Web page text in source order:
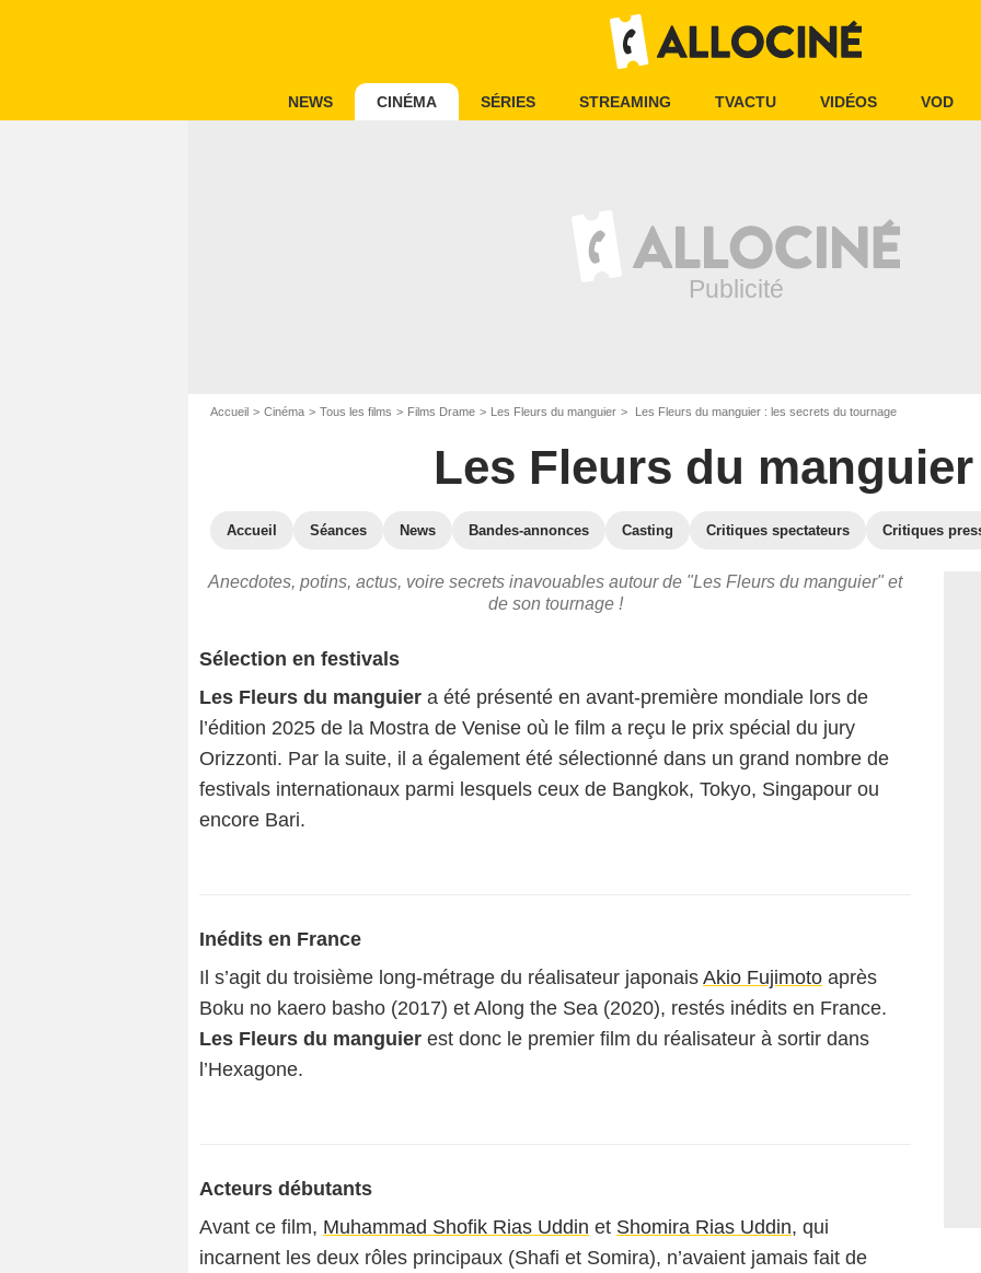
NEWS CINÉMA SÉRIES STREAMING TVACTU VIDÉOS VOD
Accueil Cinéma Tous les films Films Drame Les Fleurs du manguier Les Fleurs du manguier : les secrets du tournage
Les Fleurs du manguier
Accueil Séances News Bandes-annonces Casting Critiques spectateurs Critiques
Anecdotes, potins, actus, voire secrets inavouables autour de "Les Fleurs du manguier" et
de son tournage !
Sélection en festivals
Les Fleurs du manguier a été présenté en avant-première mondiale lors de
l’édition 2025 de la Mostra de Venise où le film a reçu le prix spécial du jury
Orizzonti. Par la suite, il a également été sélectionné dans un grand nombre de
festivals internationaux parmi lesquels ceux de Bangkok, Tokyo, Singapour ou
encore Bari.
Inédits en France
Il s’agit du troisième long-métrage du réalisateur japonais Akio Fujimoto après
Boku no kaero basho (2017) et Along the Sea (2020), restés inédits en France.
Les Fleurs du manguier est donc le premier film du réalisateur à sortir dans
l’Hexagone.
Acteurs débutants
Avant ce film, Muhammad Shofik Rias Uddin et Shomira Rias Uddin, qui
incarnent les deux rôles principaux (Shafi et Somira), n’avaient jamais fait de